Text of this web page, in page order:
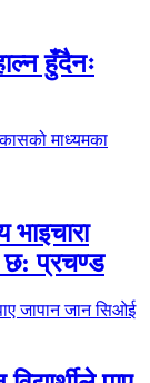
हुँदैनः
छ: प्रचण्ड